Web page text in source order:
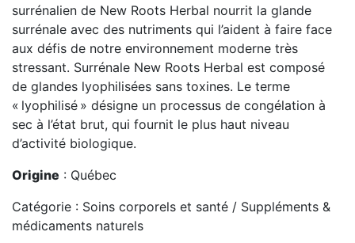
surrénalien de New Roots Herbal nourrit la glande
surrénale avec des nutriments qui l’aident à faire face
aux défis de notre environnement moderne très
stressant. Surrénale New Roots Herbal est composé
de glandes lyophilisées sans toxines. Le terme
« lyophilisé » désigne un processus de congélation à
sec à l’état brut, qui fournit le plus haut niveau
d’activité biologique.
Origine : Québec
Catégorie : Soins corporels et santé / Suppléments &
médicaments naturels